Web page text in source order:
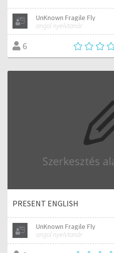
UnKnown Fragile Fly
angol nyelvtanár
6
PRESENT ENGLISH
UnKnown Fragile Fly
angol nyelvtanár